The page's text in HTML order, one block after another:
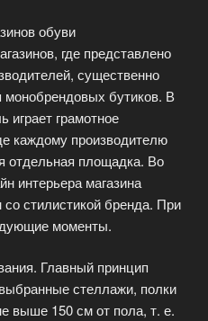
обуви
где представлено
существенно
бутиков. В
играет грамотное
каждому производителю
отдельная площадка. Во
интерьера магазина
стилистикой бренда. При
моменты.
Главный принцип
стеллажи, полки
выше 150 см от пола, т. е.